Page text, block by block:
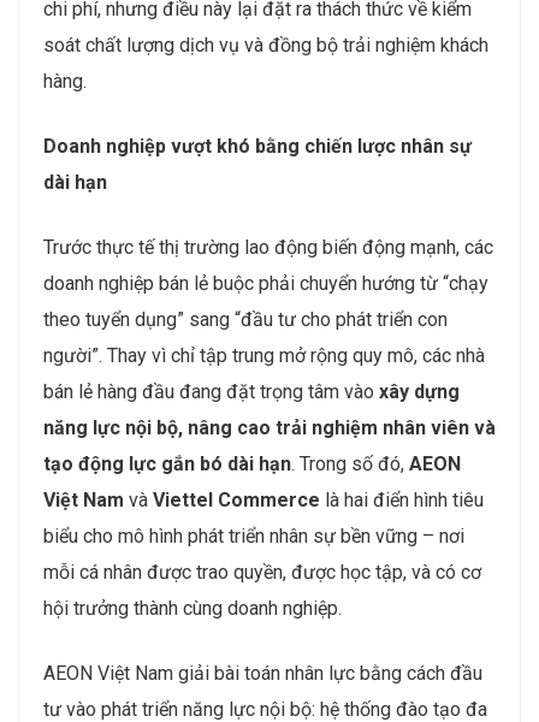
chi phí, nhưng điều này lại đặt ra thách thức về kiểm
soát chất lượng dịch vụ và đồng bộ trải nghiệm khách
hàng.
Doanh nghiệp vượt khó bằng chiến lược nhân sự
dài hạn
Trước thực tế thị trường lao động biến động mạnh, các
doanh nghiệp bán lẻ buộc phải chuyển hướng từ “chạy
theo tuyển dụng” sang “đầu tư cho phát triển con
người”. Thay vì chỉ tập trung mở rộng quy mô, các nhà
bán lẻ hàng đầu đang đặt trọng tâm vào xây dựng
năng lực nội bộ, nâng cao trải nghiệm nhân viên và
tạo động lực gắn bó dài hạn. Trong số đó, AEON
Việt Nam và Viettel Commerce là hai điển hình tiêu
biểu cho mô hình phát triển nhân sự bền vững – nơi
mỗi cá nhân được trao quyền, được học tập, và có cơ
hội trưởng thành cùng doanh nghiệp.
AEON Việt Nam giải bài toán nhân lực bằng cách đầu
tư vào phát triển năng lực nội bộ: hệ thống đào tạo đa